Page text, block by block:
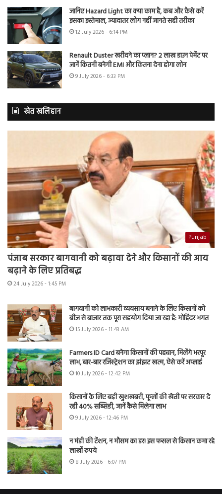
जानिए Hazard Light का क्या काम है, कब और कैसे करें
इसका इस्तेमाल, ज्यादातर लोग नहीं जानते सही तरीका
12 July 2026 - 6:14 PM
Renault Duster खरीदने का प्लान? 2 लाख डाउन पेमेंट पर
जानें कितनी बनेगी EMI और कितना देना होगा लोन
9 July 2026 - 6:33 PM
खेत खलिहान
Punjab
पंजाब सरकार बागवानी को बढ़ावा देने और किसानों की आय
बढ़ाने के लिए प्रतिबद्ध
24 July 2026 - 1:45 PM
बागवानी को लाभकारी व्यवसाय बनाने के लिए किसानों को
बीज से बाजार तक पूरा सहयोग दिया जा रहा है: मोहिंदर भगत
15 July 2026 - 11:43 AM
Farmers ID Card बनेगा किसानों की पहचान, मिलेंगे भरपूर
लाभ, बार-बार रजिस्ट्रेशन का झंझट खत्म, ऐसे करें अप्लाई
10 July 2026 - 12:42 PM
किसानों के लिए बड़ी खुशखबरी, फूलों की खेती पर सरकार दे
रही 40% सब्सिडी, जानें कैसे मिलेगा लाभ
9 July 2026 - 12:46 PM
न मंडी की टेंशन, न मौसम का डर! इस फसल से किसान कमा रहे
लाखों रुपये
8 July 2026 - 6:07 PM